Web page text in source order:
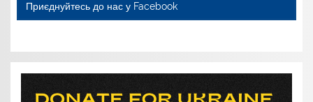
Приєднуйтесь до нас у Facebook